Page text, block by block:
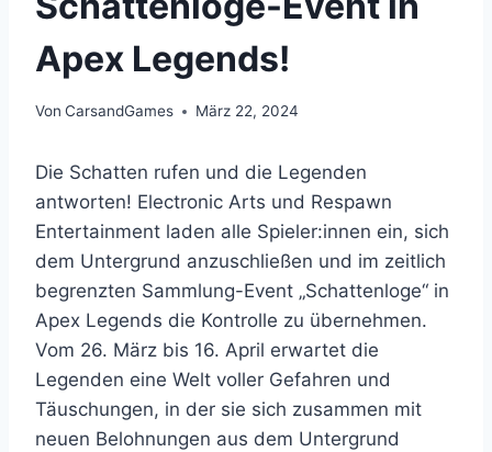
Apex Legends!
Von CarsandGames März 22, 2024
Die Schatten rufen und die Legenden
antworten! Electronic Arts und Respawn
Entertainment laden alle Spieler:innen ein, sich
dem Untergrund anzuschließen und im zeitlich
begrenzten Sammlung-Event „Schattenloge“ in
Apex Legends die Kontrolle zu übernehmen.
Vom 26. März bis 16. April erwartet die
Legenden eine Welt voller Gefahren und
Täuschungen, in der sie sich zusammen mit
neuen Belohnungen aus dem Untergrund